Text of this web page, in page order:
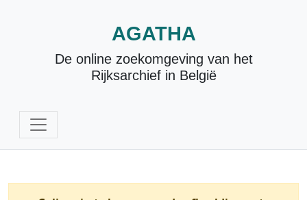
AGATHA
De online zoekomgeving van het
Rijksarchief in België